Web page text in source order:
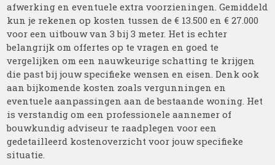
afwerking en eventuele extra voorzieningen. Gemiddeld
kun je rekenen op kosten tussen de € 13.500 en € 27.000
voor een uitbouw van 3 bij 3 meter. Het is echter
belangrijk om offertes op te vragen en goed te
vergelijken om een nauwkeurige schatting te krijgen
die past bij jouw specifieke wensen en eisen. Denk ook
aan bijkomende kosten zoals vergunningen en
eventuele aanpassingen aan de bestaande woning. Het
is verstandig om een professionele aannemer of
bouwkundig adviseur te raadplegen voor een
gedetailleerd kostenoverzicht voor jouw specifieke
situatie.